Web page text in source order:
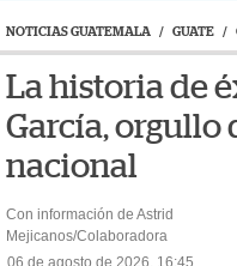
NOTICIAS GUATEMALA / GUATE /
La historia de
García, orgullo
nacional
Con información de Astrid
Mejicanos/Colaboradora
06 de agosto de 2026, 16:45